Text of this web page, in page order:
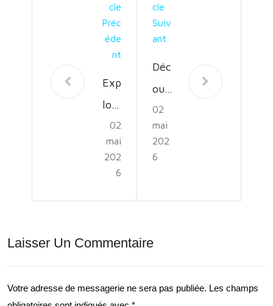
Cle
Préc
Éde
Nt
Exp
lore
z
les
Cou
me
02
mai
202
6
Cle
Suiv
Ant
Déc
ouv
rez
les
Circ
de
rse
d’Or
ient
02
mai
202
6
Laisser Un Commentaire
Votre adresse de messagerie ne sera pas publiée. Les champs